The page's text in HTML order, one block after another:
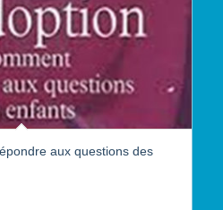
aux questions des